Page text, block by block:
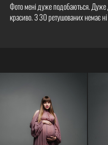
Фото мені дуже подобаються.
красиво. З 30 ретушованих немає ні